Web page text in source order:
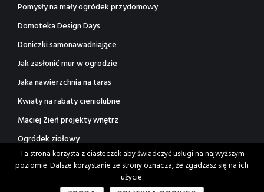
Pomysły na mały ogródek przydomowy
Domoteka Design Days
Doniczki samonawadniające
Jak zasłonić mur w ogrodzie
Jaka nawierzchnia na taras
Kwiaty na rabaty cieniolubne
Maciej Zień projekty wnętrz
Ogródek ziołowy
Rośliny jonizujące powietrze
Ta strona korzysta z ciasteczek aby świadczyć usługi na najwyższym
poziomie. Dalsze korzystanie ze strony oznacza, że zgadzasz się na ich
użycie.